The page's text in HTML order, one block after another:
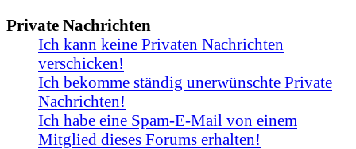
Private Nachrichten
Ich kann keine Privaten Nachrichten
verschicken!
Ich bekomme ständig unerwünschte Private
Nachrichten!
Ich habe eine Spam-E-Mail von einem
Mitglied dieses Forums erhalten!